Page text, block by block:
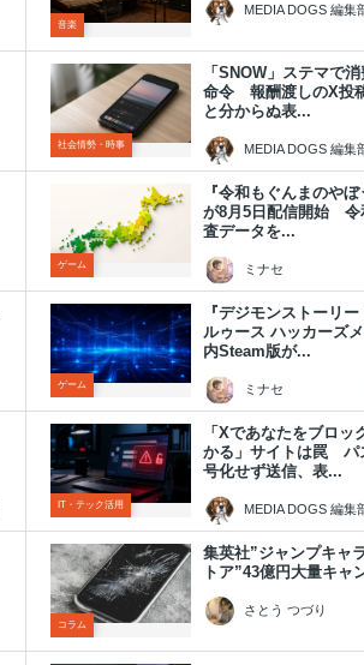
音楽
MEDIA DOGS 編集
社会情勢・時事
「SNOW」ステマで
命令 報酬渡しのX投
と分からぬ表...
MEDIA DOGS 編集
ゲーム
『令和もぐんまのや
が8月5日配信開始 令
査データを...
ミナセ
ゲーム
『デジモンストーリ
ルゥース ハッカーズ
内Steam版が...
ミナセ
IT・テック活用
「Xであなたをブロッ
かる」サイトは罠 パ
号化せず送信、表...
MEDIA DOGS 編集
コラム
集英社”ジャンプキャ
トア”43億円大量キャ
さとう つづり